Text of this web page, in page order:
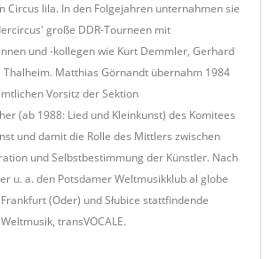
Circus lila. In den Folgejahren unternahmen sie
große DDR-Tourneen mit
und -kollegen wie Kurt Demmler, Gerhard
Thalheim. Matthias Görnandt übernahm 1984
Vorsitz der Sektion
(ab 1988: Lied und Kleinkunst) des Komitees
und damit die Rolle des Mittlers zwischen
und Selbstbestimmung der Künstler. Nach
u. a. den Potsdamer Weltmusikklub al globe
(Oder) und Słubice stattfindende
transVOCALE.